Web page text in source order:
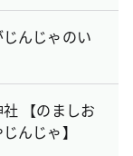
んじゃのい
【のましお
んじゃ】